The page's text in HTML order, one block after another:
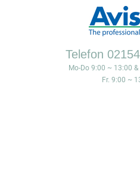
Telefon
Mo-Do 9:00 ~ 13:00
Fr. 9:00 ~